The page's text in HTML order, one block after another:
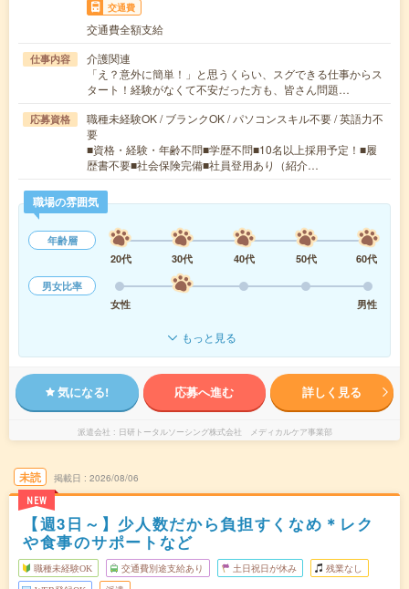
交通費
交通費全額支給
仕事内容
介護関連
「え？意外に簡単！」と思うくらい、スグできる仕事からス
タート！経験がなくて不安だった方も、皆さん問題…
応募資格
職種未経験OK / ブランクOK / パソコンスキル不要 / 英語力不
要
■資格・経験・年齢不問■学歴不問■10名以上採用予定！■履
歴書不要■社会保険完備■社員登用あり（紹介…
職場の雰囲気
年齢層
20代
30代 40代 50代
60代
男女比率
女性
男性
もっと見る
気になる! 応募へ進む 詳しく見る
派遣会社 日研トータルソーシング株式会社 メディカルケア事業部
未読
NEW
掲載日 2026/08/06
【週3日～】少人数だから負担すくなめ＊レク
や食事のサポートなど
職種未経験OK 交通費別途支給あり 土日祝日が休み 残業なし